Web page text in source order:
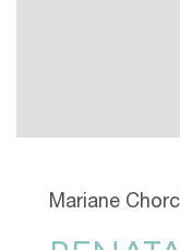
Mariane